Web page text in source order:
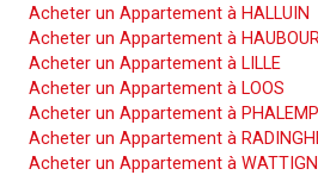
Acheter un Appartement à HALLUIN
Acheter un Appartement à
Acheter un Appartement à LILLE
Acheter un Appartement à LOOS
Acheter un Appartement à
Acheter un Appartement à
Acheter un Appartement à